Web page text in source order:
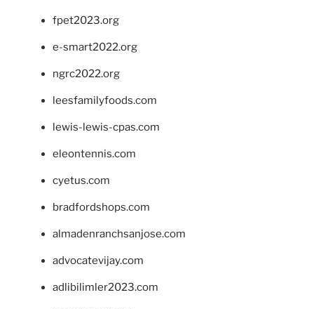
fpet2023.org
e-smart2022.org
ngrc2022.org
leesfamilyfoods.com
lewis-lewis-cpas.com
eleontennis.com
cyetus.com
bradfordshops.com
almadenranchsanjose.com
advocatevijay.com
adlibilimler2023.com